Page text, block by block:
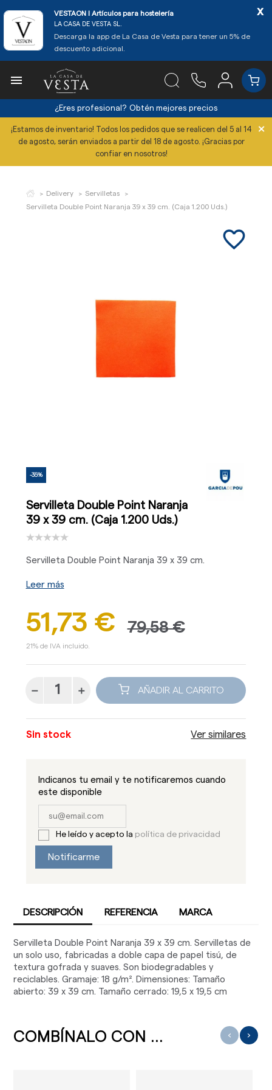
VESTAON l Artículos para hostelería
LA CASA DE VESTA SL.
Descarga la app de La Casa de Vesta para tener un 5% de
descuento adicional.
x

¿Eres profesional? Obtén mejores precios
¡Estamos de inventario! Todos los pedidos que se realicen del 5 al 14
de agosto, serán enviados a partir del 18 de agosto. ¡Gracias por
confiar en nosotros!
×
Delivery
Servilletas
Servilleta Double Point Naranja 39 x 39 cm. (Caja 1.200 Uds.)
favorite_border
-35%
Servilleta Double Point Naranja
39 x 39 cm. (Caja 1.200 Uds.)
Servilleta Double Point Naranja 39 x 39 cm.
Leer más
51,73 € 79,58 €
21% de IVA incluido.
AÑADIR AL CARRITO
Sin stock Ver similares
Indicanos tu email y te notificaremos cuando
este disponible
He leído y acepto la política de privacidad
Notificarme
DESCRIPCIÓN REFERENCIA MARCA
Servilleta Double Point Naranja 39 x 39 cm. Servilletas de
un solo uso, fabricadas a doble capa de papel tisú, de
textura gofrada y suaves. Son biodegradables y
reciclables. Gramaje: 18 g/m². Dimensiones: Tamaño
abierto: 39 x 39 cm. Tamaño cerrado: 19,5 x 19,5 cm
COMBÍNALO CON ... ‹ ›